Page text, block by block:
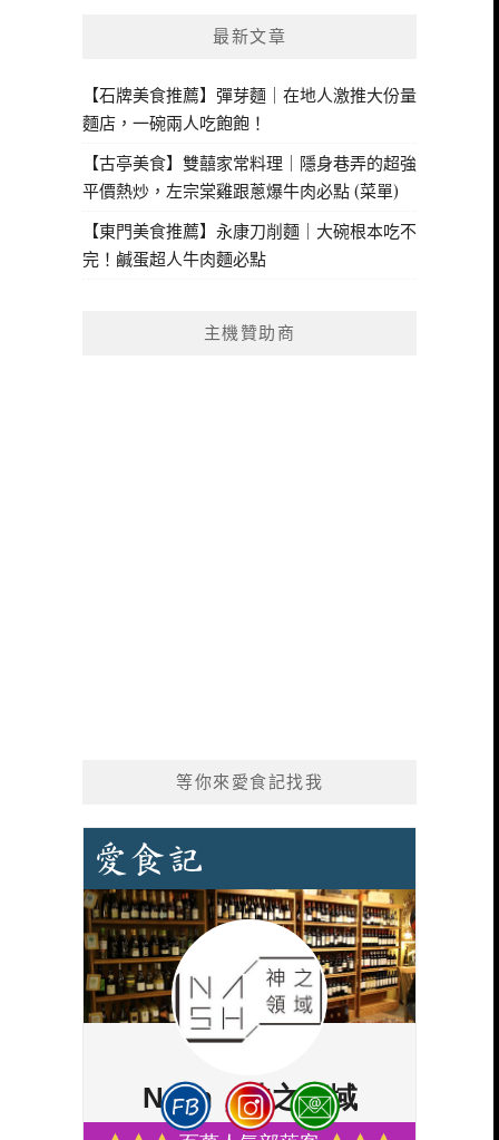
最新文章
【石牌美食推薦】彈芽麵｜在地人激推大份量
麵店，一碗兩人吃飽飽！
【古亭美食】雙囍家常料理｜隱身巷弄的超強
平價熱炒，左宗棠雞跟蔥爆牛肉必點 (菜單)
【東門美食推薦】永康刀削麵｜大碗根本吃不
完！鹹蛋超人牛肉麵必點
主機贊助商
等你來愛食記找我